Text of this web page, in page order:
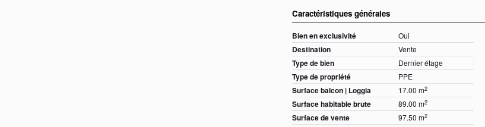
Caractéristiques générales
Bien en exclusivité Oui
Destination Vente
Type de bien Dernier étage
Type de propriété PPE
Surface balcon | Loggia 17.00 m2
Surface habitable brute 89.00 m2
Surface de vente 97.50 m2